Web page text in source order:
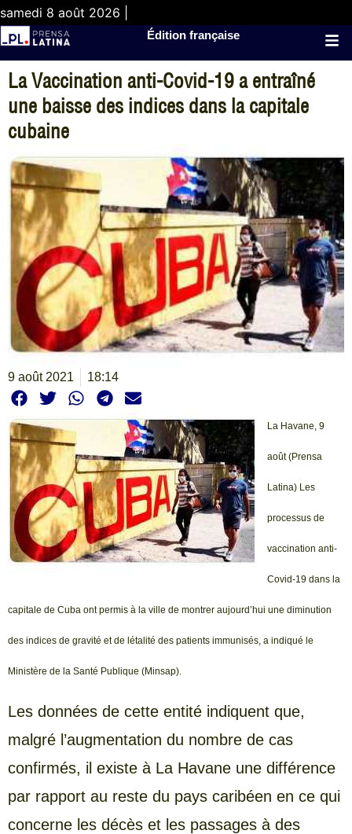
samedi 8 août 2026 |
Édition française
La Vaccination anti-Covid-19 a entraîné
une baisse des indices dans la capitale
cubaine
9 août 2021 18:14
La Havane, 9
août (Prensa
Latina) Les
processus de
vaccination anti-
Covid-19 dans la
capitale de Cuba ont permis à la ville de montrer aujourd’hui une diminution
des indices de gravité et de létalité des patients immunisés, a indiqué le
Ministère de la Santé Publique (Minsap).
Les données de cette entité indiquent que,
malgré l’augmentation du nombre de cas
confirmés, il existe à La Havane une différence
par rapport au reste du pays caribéen en ce qui
concerne les décès et les passages à des